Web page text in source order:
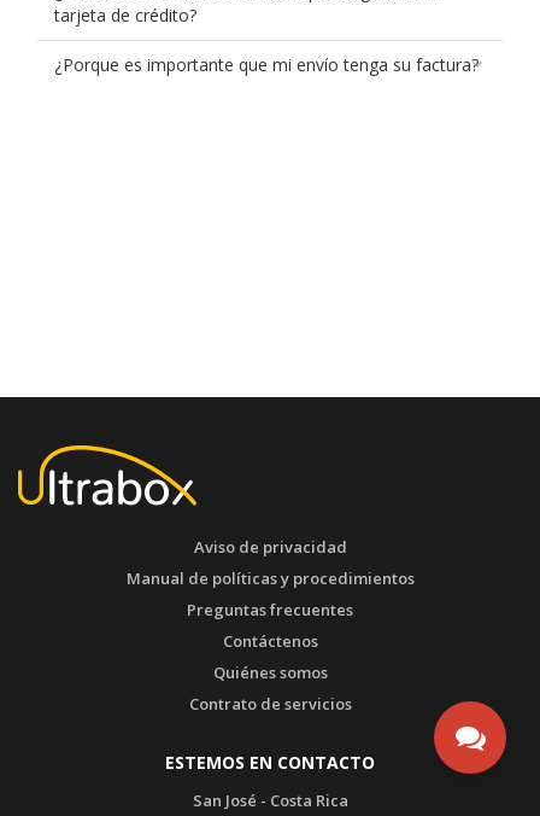
tarjeta de crédito?
¿Porque es importante que mi envío tenga su factura?
Aviso de privacidad
Manual de políticas y procedimientos
Preguntas frecuentes
Contáctenos
Quiénes somos
Contrato de servicios
ESTEMOS EN CONTACTO
San José - Costa Rica